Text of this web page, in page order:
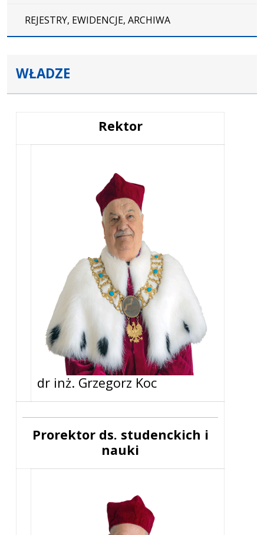
REJESTRY, EWIDENCJE, ARCHIWA
WŁADZE
Rektor
dr inż. Grzegorz Koc
Prorektor ds. studenckich i
nauki